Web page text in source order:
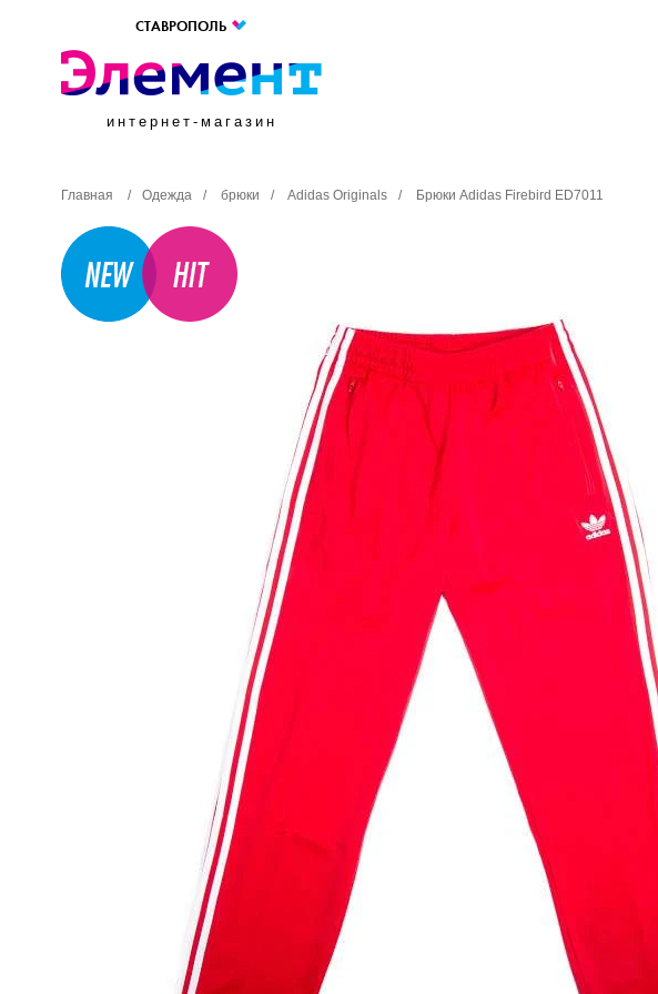
СТАВРОПОЛЬ
интернет-магазин
Главная / Одежда / брюки / Adidas Originals / Брюки Adidas Firebird ED7011